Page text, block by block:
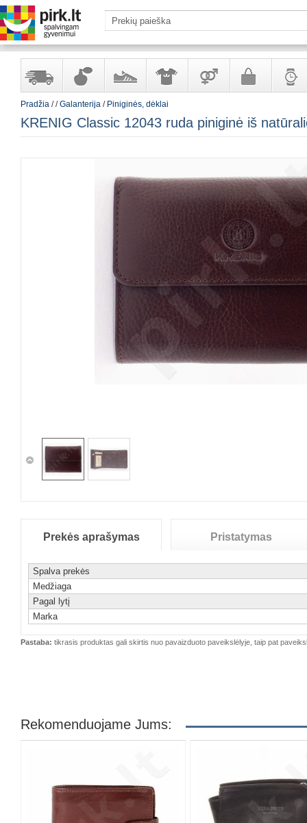
sandėlyje
ir
kosmetika
ir
aksesuarai
suaugusiems
ir
Pradžia //Galanterija / Piniginės, dėklai
KRENIG Classic 12043 ruda piniginė iš
Prekės aprašymas Pristatymas
Spalva prekės
Medžiaga
Pagal lytį
Marka
Pastaba: tikrasis produktas gali skirtis nuo pavaizduoto paveikslėlyje, taip pat
Rekomenduojame Jums: